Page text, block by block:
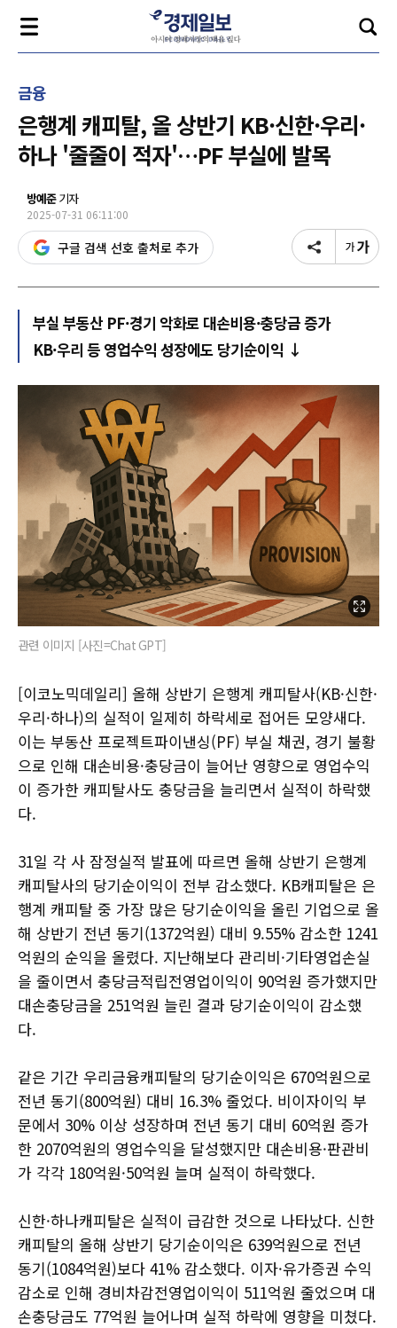
금융
은행계 캐피탈, 올 상반기 KB·신한·우리·
하나 '줄줄이 적자'…PF 부실에 발목
방예준기자
2025-07-31 06:11:00
구글 검색 선호 출처로 추가
부실 부동산 PF·경기 악화로 대손비용·충당금 증가
KB·우리 등 영업수익 성장에도 당기순이익 ↓
관련 이미지 [사진=Chat GPT]
[이코노믹데일리] 올해 상반기 은행계 캐피탈사(KB·신한·
우리·하나)의 실적이 일제히 하락세로 접어든 모양새다.
이는 부동산 프로젝트파이낸싱(PF) 부실 채권, 경기 불황
으로 인해 대손비용·충당금이 늘어난 영향으로 영업수익
이 증가한 캐피탈사도 충당금을 늘리면서 실적이 하락했
다.
31일 각 사 잠정실적 발표에 따르면 올해 상반기 은행계
캐피탈사의 당기순이익이 전부 감소했다. KB캐피탈은 은
행계 캐피탈 중 가장 많은 당기순이익을 올린 기업으로 올
해 상반기 전년 동기(1372억원) 대비 9.55% 감소한 1241
억원의 순익을 올렸다. 지난해보다 관리비·기타영업손실
을 줄이면서 충당금적립전영업이익이 90억원 증가했지만
대손충당금을 251억원 늘린 결과 당기순이익이 감소했
다.
같은 기간 우리금융캐피탈의 당기순이익은 670억원으로
전년 동기(800억원) 대비 16.3% 줄었다. 비이자이익 부
문에서 30% 이상 성장하며 전년 동기 대비 60억원 증가
한 2070억원의 영업수익을 달성했지만 대손비용·판관비
가 각각 180억원·50억원 늘며 실적이 하락했다.
신한·하나캐피탈은 실적이 급감한 것으로 나타났다. 신한
캐피탈의 올해 상반기 당기순이익은 639억원으로 전년
동기(1084억원)보다 41% 감소했다. 이자·유가증권 수익
감소로 인해 경비차감전영업이익이 511억원 줄었으며 대
손충당금도 77억원 늘어나며 실적 하락에 영향을 미쳤다.